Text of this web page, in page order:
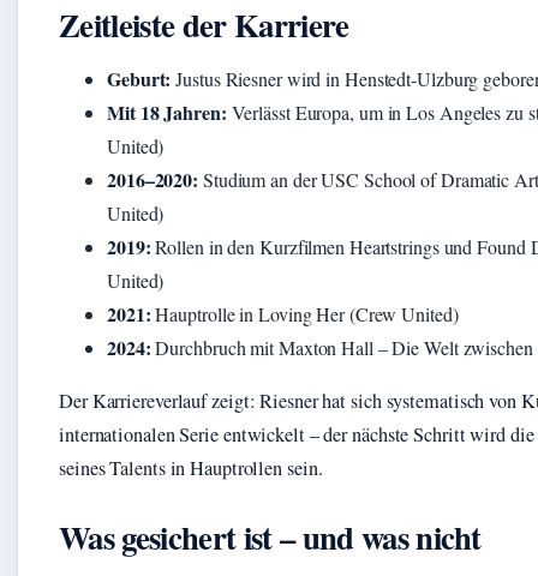
Zeitleiste der Karriere
Geburt: Justus Riesner wird in Henstedt‑Ulzburg
Mit 18 Jahren: Verlässt Europa, um in Los Angeles zu
United)
2016–2020: Studium an der USC School of Dramatic
United)
2019:Rollen in den Kurzfilmen Heartstrings und Found
United)
2021:Hauptrolle in Loving Her (Crew United)
2024:Durchbruch mit Maxton Hall – Die Welt
Der Karriereverlauf zeigt: Riesner hat sich systematisch von
internationalen Serie entwickelt – der nächste Schritt wird
seines Talents in Hauptrollen sein.
Was gesichert ist – und was nicht